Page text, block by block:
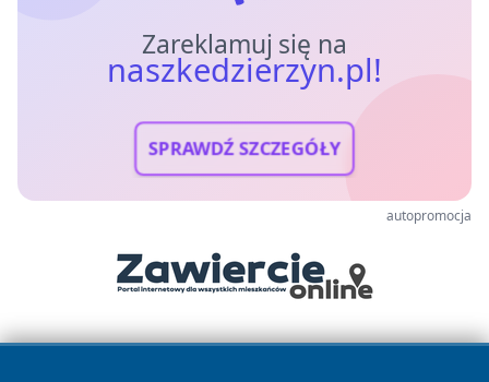
Zareklamuj się na
naszkedzierzyn.pl!
SPRAWDŹ SZCZEGÓŁY
autopromocja